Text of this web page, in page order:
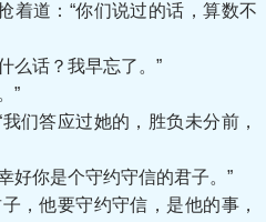
道：“你们说过的话，算数不
话？我早忘了。”
”
答应过她的，胜负未分前，
你是个守约守信的君子。”
他要守约守信，是他的事，